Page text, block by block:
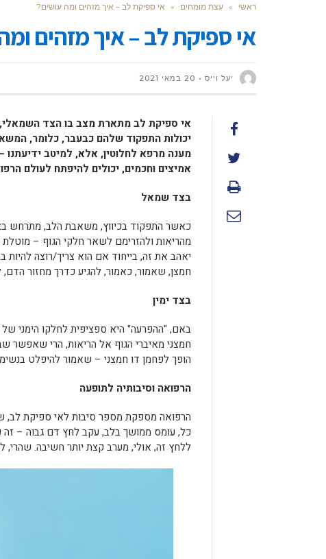
ראשי » עצת מומחים » אי ספיקת לב – איך מזהים ומה עושים?
אי ספיקת לב – איך מזהים
יעל וייס 20 במאי 2021
אי ספיקת לב מתארת מצב בו הצד
יכולות התפקוד שלהם כבעבר, כלומר,
מענה מרפא לחלוטין, אלא, למיטב ידיעתנו
אמיצים וחכמים, יכולים להיפתח לעולם
בצד שמאל
כאשר התפקוד בכיווץ, משאבת הלב, מתרחש
מהריאות ולהזרימם לשאר חלקי הגוף –
יאהב את זה, בייחוד אם הוא צריך/רוצה
חמצן, שאמור, כאמור, להגיע כדרך מחזור הדם,
בצד ימין
באם, "ההפרעה" היא ספציפית לחלקו הימני
חמצני מאיברי הגוף אל הריאות, הרי שאפשר
הופך לפחמן דו חמצני – שאמור להיפלט
הרפואה וסיבותיה לתופעה
הרפואה מספקת מספר סיבות לאי ספיקת לב,
כל, עומס ממושך בלב, עקב לחץ דם גבוה – זה
ללחץ זה, אולי, מערב קצת יותר חשיבה.